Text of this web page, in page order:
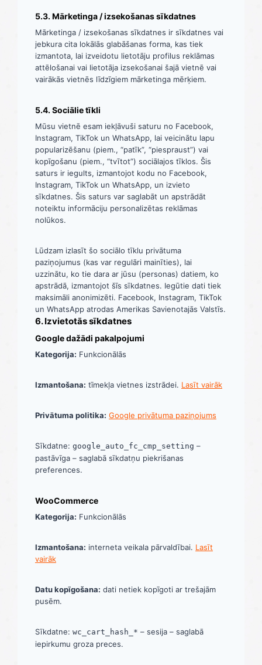
5.3. Mārketinga / izsekošanas sīkdatnes
Mārketinga / izsekošanas sīkdatnes ir sīkdatnes vai
jebkura cita lokālās glabāšanas forma, kas tiek
izmantota, lai izveidotu lietotāju profilus reklāmas
attēlošanai vai lietotāja izsekošanai šajā vietnē vai
vairākās vietnēs līdzīgiem mārketinga mērķiem.
5.4. Sociālie tīkli
Mūsu vietnē esam iekļāvuši saturu no Facebook,
Instagram, TikTok un WhatsApp, lai veicinātu lapu
popularizēšanu (piem., “patīk”, “piespraust”) vai
kopīgošanu (piem., “tvītot”) sociālajos tīklos. Šis
saturs ir iegults, izmantojot kodu no Facebook,
Instagram, TikTok un WhatsApp, un izvieto
sīkdatnes. Šis saturs var saglabāt un apstrādāt
noteiktu informāciju personalizētas reklāmas
nolūkos.
Lūdzam izlasīt šo sociālo tīklu privātuma
paziņojumus (kas var regulāri mainīties), lai
uzzinātu, ko tie dara ar jūsu (personas) datiem, ko
apstrādā, izmantojot šīs sīkdatnes. Iegūtie dati tiek
maksimāli anonimizēti. Facebook, Instagram, TikTok
un WhatsApp atrodas Amerikas Savienotajās Valstīs.
6. Izvietotās sīkdatnes
Google dažādi pakalpojumi
Kategorija: Funkcionālās
Izmantošana: tīmekļa vietnes izstrādei. Lasīt vairāk
Privātuma politika: Google privātuma paziņojums
Sīkdatne: google_auto_fc_cmp_setting –
pastāvīga – saglabā sīkdatņu piekrišanas
preferences.
WooCommerce
Kategorija: Funkcionālās
Izmantošana: interneta veikala pārvaldībai. Lasīt
vairāk
Datu kopīgošana: dati netiek kopīgoti ar trešajām
pusēm.
Sīkdatne: wc_cart_hash_* – sesija – saglabā
iepirkumu groza preces.